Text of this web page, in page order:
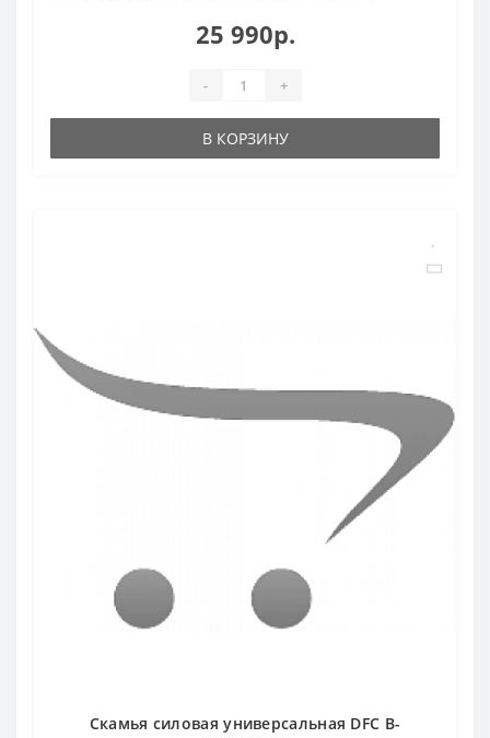
25 990р.
- +
В КОРЗИНУ
Скамья силовая универсальная DFC B-